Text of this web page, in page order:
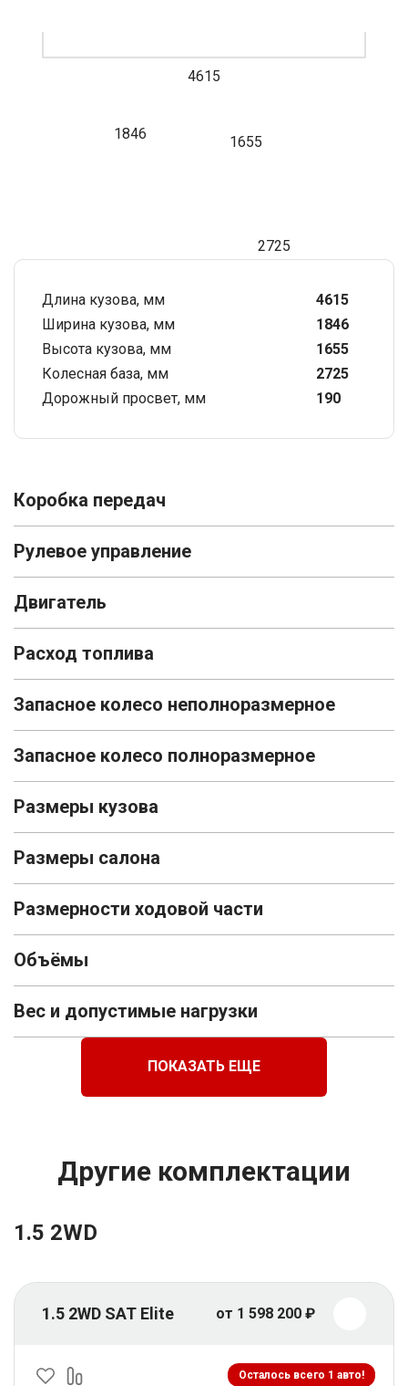
4615
1846 1655
2725
Длина кузова, мм
4615
Ширина кузова, мм
1846
Высота кузова, мм
1655
Колесная база, мм
2725
Дорожный просвет, мм
190
Коробка передач
Рулевое управление
Двигатель
Расход топлива
Запасное колесо неполноразмерное
Запасное колесо полноразмерное
Размеры кузова
Размеры салона
Размерности ходовой части
Объёмы
Вес и допустимые нагрузки
ПОКАЗАТЬ ЕЩЕ
Другие комплектации
1.5 2WD
1.5 2WD SAT Elite от 1 598 200 ₽
Осталось всего 1 авто!